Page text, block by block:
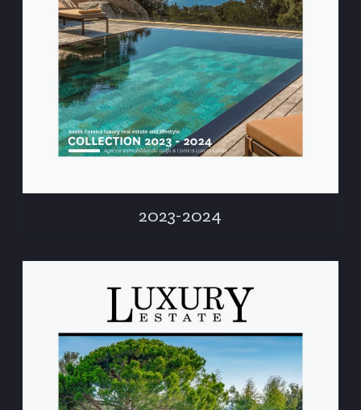
2023-2024